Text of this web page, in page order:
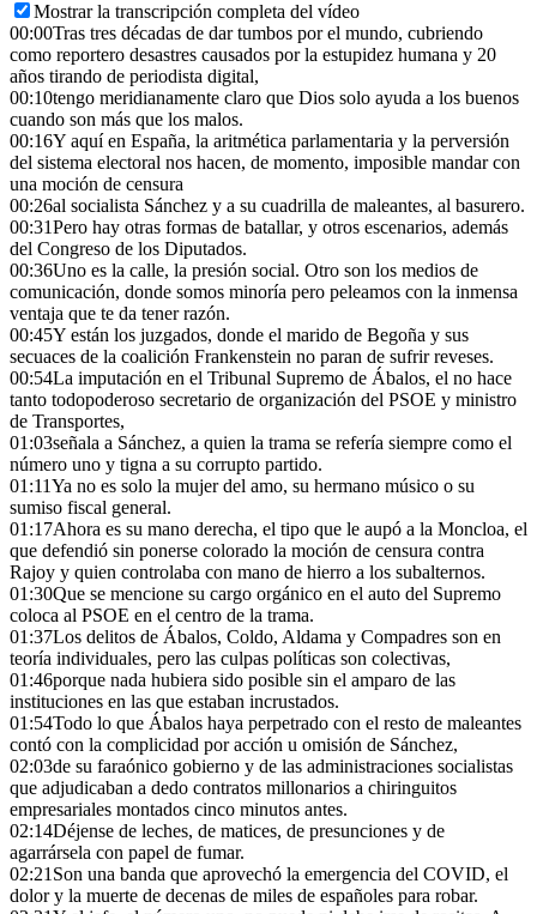
Mostrar la transcripción completa del vídeo
00:00Tras tres décadas de dar tumbos por el mundo, cubriendo
como reportero desastres causados por la estupidez humana y 20
años tirando de periodista digital,
00:10tengo meridianamente claro que Dios solo ayuda a los buenos
cuando son más que los malos.
00:16Y aquí en España, la aritmética parlamentaria y la perversión
del sistema electoral nos hacen, de momento, imposible mandar con
una moción de censura
00:26al socialista Sánchez y a su cuadrilla de maleantes, al basurero.
00:31Pero hay otras formas de batallar, y otros escenarios, además
del Congreso de los Diputados.
00:36Uno es la calle, la presión social. Otro son los medios de
comunicación, donde somos minoría pero peleamos con la inmensa
ventaja que te da tener razón.
00:45Y están los juzgados, donde el marido de Begoña y sus
secuaces de la coalición Frankenstein no paran de sufrir reveses.
00:54La imputación en el Tribunal Supremo de Ábalos, el no hace
tanto todopoderoso secretario de organización del PSOE y ministro
de Transportes,
01:03señala a Sánchez, a quien la trama se refería siempre como el
número uno y tigna a su corrupto partido.
01:11Ya no es solo la mujer del amo, su hermano músico o su
sumiso fiscal general.
01:17Ahora es su mano derecha, el tipo que le aupó a la Moncloa, el
que defendió sin ponerse colorado la moción de censura contra
Rajoy y quien controlaba con mano de hierro a los subalternos.
01:30Que se mencione su cargo orgánico en el auto del Supremo
coloca al PSOE en el centro de la trama.
01:37Los delitos de Ábalos, Coldo, Aldama y Compadres son en
teoría individuales, pero las culpas políticas son colectivas,
01:46porque nada hubiera sido posible sin el amparo de las
instituciones en las que estaban incrustados.
01:54Todo lo que Ábalos haya perpetrado con el resto de maleantes
contó con la complicidad por acción u omisión de Sánchez,
02:03de su faraónico gobierno y de las administraciones socialistas
que adjudicaban a dedo contratos millonarios a chiringuitos
empresariales montados cinco minutos antes.
02:14Déjense de leches, de matices, de presunciones y de
agarrársela con papel de fumar.
02:21Son una banda que aprovechó la emergencia del COVID, el
dolor y la muerte de decenas de miles de españoles para robar.